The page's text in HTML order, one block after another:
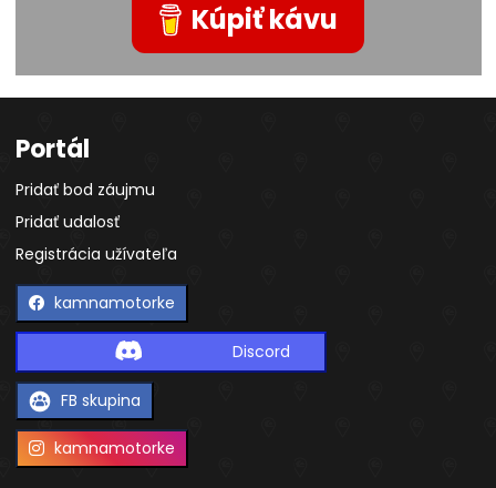
Kúpiť kávu
Portál
Pridať bod záujmu
Pridať udalosť
Registrácia užívateľa
kamnamotorke
Discord
FB skupina
kamnamotorke